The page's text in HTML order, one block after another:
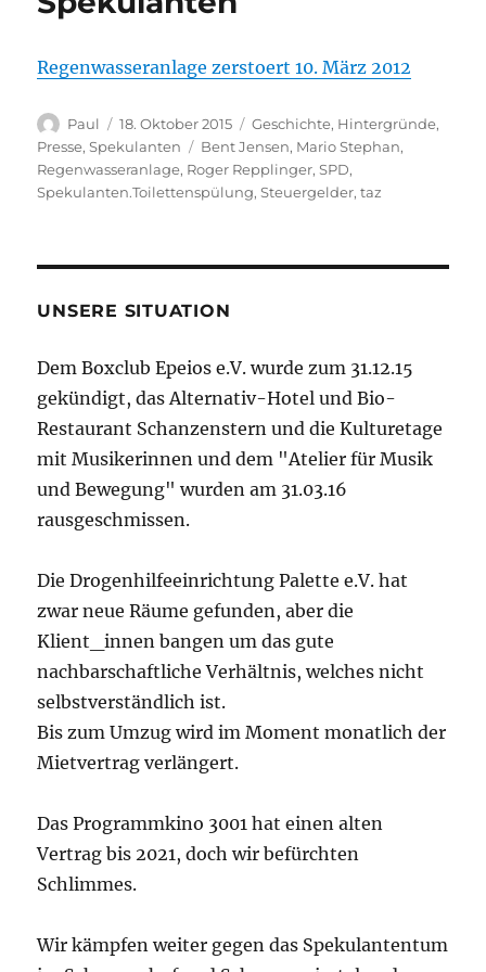
Regenwasseranlage zerstoert 10. März 2012
Autor
Paul
Veröffentlicht
am
18. Oktober 2015 Kategorien
Geschichte, Hintergründe,
Presse,Spekulanten Schlagwörter
Bent Jensen, Mario Stephan,
Regenwasseranlage, Roger Repplinger,SPD,
Spekulanten.Toilettenspülung,Steuergelder,taz
UNSERE SITUATION
Dem Boxclub Epeios e.V. wurde zum 31.12.15
gekündigt, das Alternativ-Hotel und Bio-
Restaurant Schanzenstern und die Kulturetage
mit Musikerinnen und dem "Atelier für Musik
und Bewegung" wurden am 31.03.16
rausgeschmissen.
Die Drogenhilfeeinrichtung Palette e.V. hat
zwar neue Räume gefunden, aber die
Klient_innen bangen um das gute
nachbarschaftliche Verhältnis, welches nicht
selbstverständlich ist.
Bis zum Umzug wird im Moment monatlich der
Mietvertrag verlängert.
Das Programmkino 3001 hat einen alten
Vertrag bis 2021, doch wir befürchten
Schlimmes.
Wir kämpfen weiter gegen das Spekulantentum